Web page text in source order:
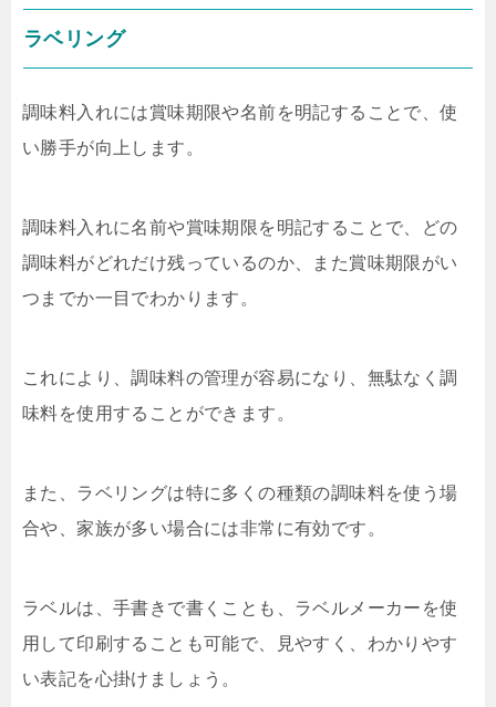
ラベリング
調味料入れには賞味期限や名前を明記することで、使
い勝手が向上します。
調味料入れに名前や賞味期限を明記することで、どの
調味料がどれだけ残っているのか、また賞味期限がい
つまでか一目でわかります。
これにより、調味料の管理が容易になり、無駄なく調
味料を使用することができます。
また、ラベリングは特に多くの種類の調味料を使う場
合や、家族が多い場合には非常に有効です。
ラベルは、手書きで書くことも、ラベルメーカーを使
用して印刷することも可能で、見やすく、わかりやす
い表記を心掛けましょう。